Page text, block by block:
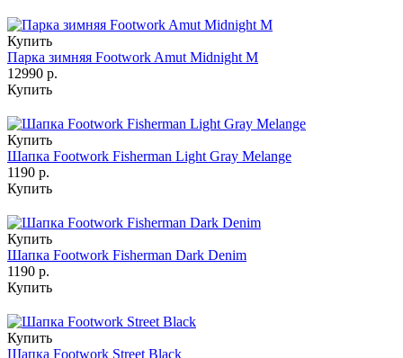
Купить
Парка зимняя Footwork Amut Midnight M
12990 р.
Купить
Купить
Шапка Footwork Fisherman Light Gray Melange
1190 р.
Купить
Купить
Шапка Footwork Fisherman Dark Denim
1190 р.
Купить
Купить
Шапка Footwork Street Black